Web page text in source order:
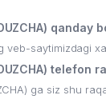
qanday
veb-saytimizdagi
telefon
ga siz shu